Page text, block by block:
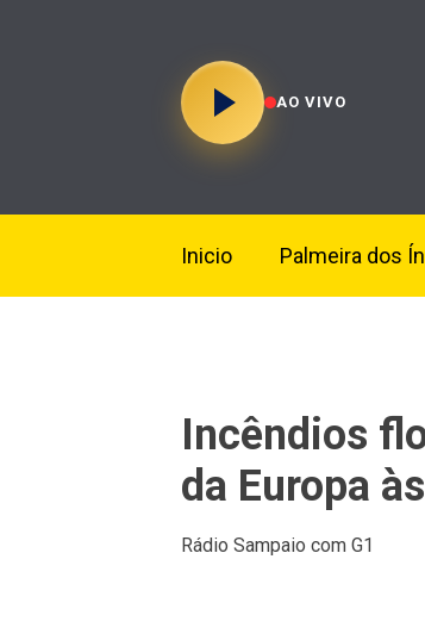
AO VIVO
Inicio Palmeira dos
Incêndios
da Europa
Rádio Sampaio com G1